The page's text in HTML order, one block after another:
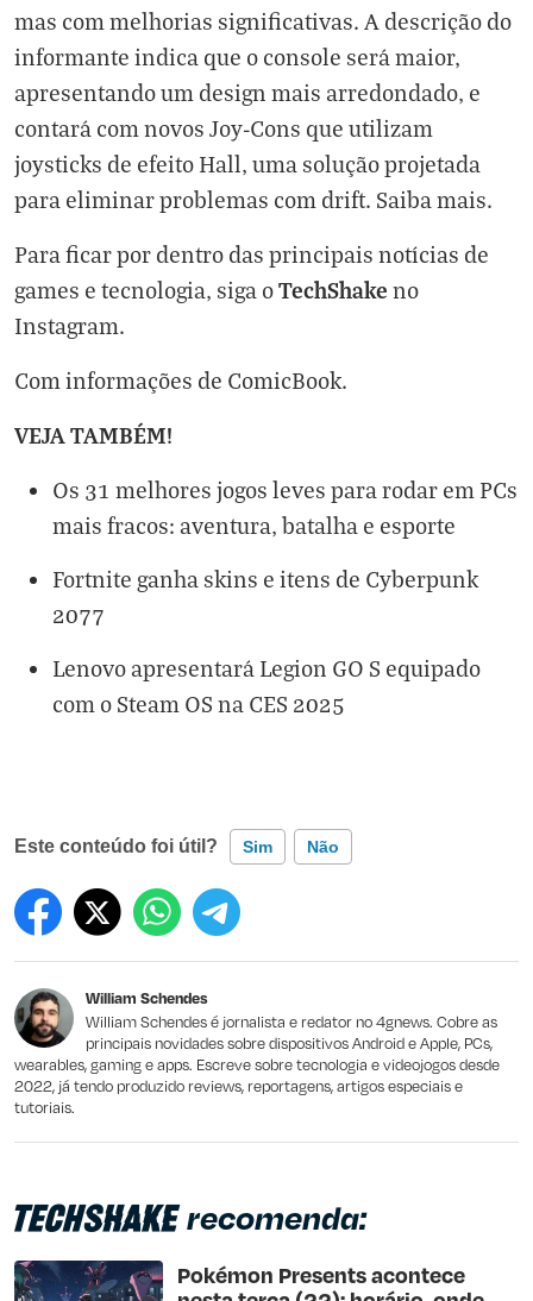
mas com melhorias significativas. A descrição do
informante indica que o console será maior,
apresentando um design mais arredondado, e
contará com novos Joy-Cons que utilizam
joysticks de efeito Hall, uma solução projetada
para eliminar problemas com drift. Saiba mais.
Para ficar por dentro das principais notícias de
games e tecnologia, siga oTechShake no
Instagram.
Com informações de ComicBook.
VEJA TAMBÉM!
Os 31 melhores jogos leves para rodar em PCs
mais fracos: aventura, batalha e esporte
Fortnite ganha skins e itens de Cyberpunk
2077
Lenovo apresentará Legion GO S equipado
com o Steam OS na CES 2025
Este conteúdo foi útil? Sim Não
Este conteúdo contém informação incorreta
Outro
William Schendes
William Schendes é jornalista e redator no 4gnews. Cobre as
principais novidades sobre dispositivos Android e Apple, PCs,
wearables, gaming e apps. Escreve sobre tecnologia e videojogos desde
2022, já tendo produzido reviews, reportagens, artigos especiais e
tutoriais.
recomenda:
Pokémon Presents acontece